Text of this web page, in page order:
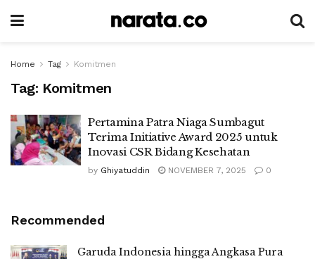
Home Tag Komitmen
Tag: Komitmen
Pertamina Patra Niaga Sumbagut
Terima Initiative Award 2025 untuk
Inovasi CSR Bidang Kesehatan
by Ghiyatuddin NOVEMBER 7, 2025 0
Recommended
Garuda Indonesia hingga Angkasa Pura